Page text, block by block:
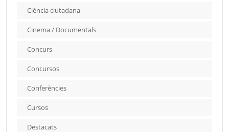
Ciència ciutadana
Cinema / Documentals
Concurs
Concursos
Conferències
Cursos
Destacats